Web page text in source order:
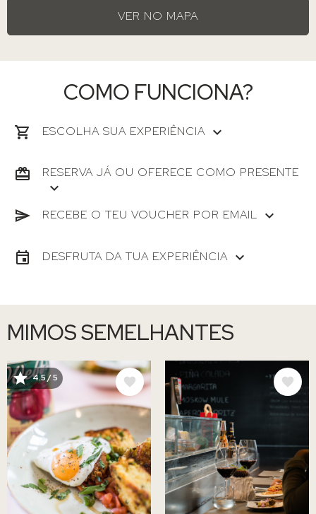
VER NO MAPA
COMO FUNCIONA?
ESCOLHA SUA EXPERIÊNCIA
RESERVA JÁ OU OFERECE COMO PRESENTE
RECEBE O TEU VOUCHER POR EMAIL
DESFRUTA DA TUA EXPERIÊNCIA
MIMOS SEMELHANTES
IMAGEM
4.5 / 5 IMAGEM